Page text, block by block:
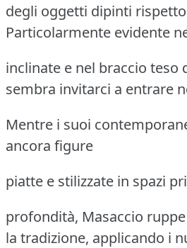
degli oggetti dipinti
Particolarmente evidente
inclinate e nel braccio teso
sembra invitarci a entrare
Mentre i suoi
ancora figure
piatte e stilizzate in spazi
profondità, Masaccio
la tradizione, applicando i